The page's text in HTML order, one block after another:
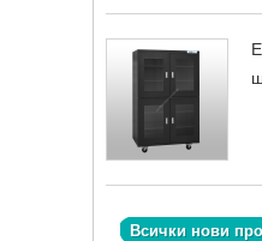
Всички нови